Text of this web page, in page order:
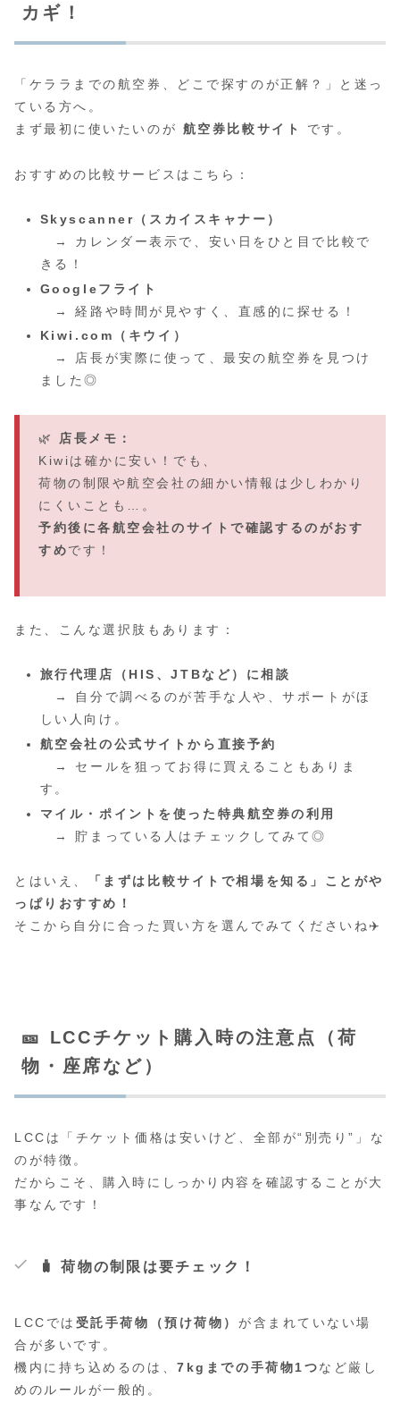
カギ！
「ケララまでの航空券、どこで探すのが正解？」と迷っ
ている方へ。
まず最初に使いたいのが 航空券比較サイト です。
おすすめの比較サービスはこちら：
Skyscanner（スカイスキャナー）
→ カレンダー表示で、安い日をひと目で比較で
きる！
Googleフライト
→ 経路や時間が見やすく、直感的に探せる！
Kiwi.com（キウイ）
→ 店長が実際に使って、最安の航空券を見つけ
ました◎
🌿
店長メモ：
Kiwiは確かに安い！でも、
荷物の制限や航空会社の細かい情報は少しわかり
にくいことも…。
予約後に各航空会社のサイトで確認するのがおす
すめです！
また、こんな選択肢もあります：
旅行代理店（HIS、JTBなど）に相談
→ 自分で調べるのが苦手な人や、サポートがほ
しい人向け。
航空会社の公式サイトから直接予約
→ セールを狙ってお得に買えることもありま
す。
マイル・ポイントを使った特典航空券の利用
→ 貯まっている人はチェックしてみて◎
とはいえ、
「まずは比較サイトで相場を知る」ことがや
っぱりおすすめ！
そこから自分に合った買い方を選んでみてくださいね✈️
🎫 LCCチケット購入時の注意点（荷
物・座席など）
LCCは「チケット価格は安いけど、全部が“別売り”」な
のが特徴。
だからこそ、購入時にしっかり内容を確認することが大
事なんです！
🧳 荷物の制限は要チェック！
LCCでは 受託手荷物（預け荷物） が含まれていない場
合が多いです。
機内に持ち込めるのは、7kgまでの手荷物1つなど厳し
めのルールが一般的。